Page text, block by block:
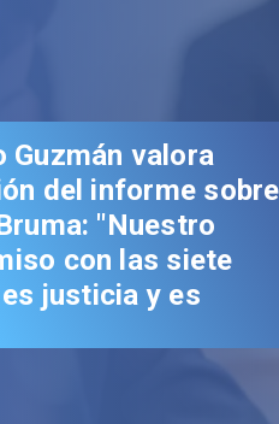
Guzmán valora
del informe sobre
"Nuestro
con las siete
justicia y es